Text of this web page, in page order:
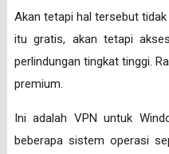
Akan tetapi hal tersebut
itu gratis, akan tetapi
perlindungan tingkat tinggi.
premium.
Ini adalah VPN untuk
beberapa sistem operasi